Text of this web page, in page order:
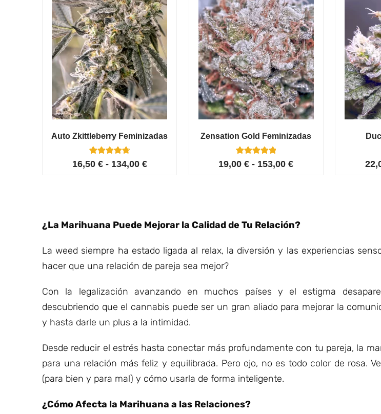
Auto Zkittleberry Feminizadas
Valorado con
4.80
5
16,50 € - 134,00 €
Zensation Gold Feminizadas
Valorado con
5.00
6
19,00€ - 153,00€
¿La Marihuana Puede Mejorar la Calidad de Tu Relación?
La weed siempre ha estado ligada al relax, la diversión y las experiencias
hacer que una relación de pareja sea mejor?
Con la legalización avanzando en muchos países y el estigma
descubriendo que el cannabis puede ser un gran aliado para mejorar la
y hasta darle un plus a la intimidad.
Desde reducir el estrés hasta conectar más profundamente con tu pareja, la
para una relación más feliz y equilibrada. Pero ojo, no es todo color de rosa.
(para bien y para mal) y cómo usarla de forma inteligente.
¿Cómo Afecta la Marihuana a las Relaciones?